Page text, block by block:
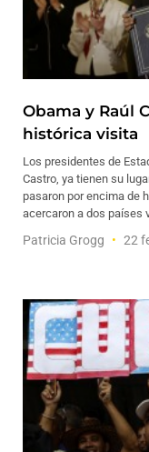
Obama y Raúl
histórica visita
Los presidentes de
Castro, ya tienen su
pasaron por encima de
acercaron a dos países
Patricia Grogg 22